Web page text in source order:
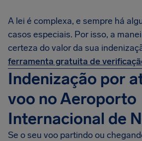
A lei é complexa, e sempre há
casos especiais. Por isso, a
certeza do valor da sua
ferramenta gratuita de
Indenização por
voo no Aeroporto
Internacional de
Se o seu voo partindo ou